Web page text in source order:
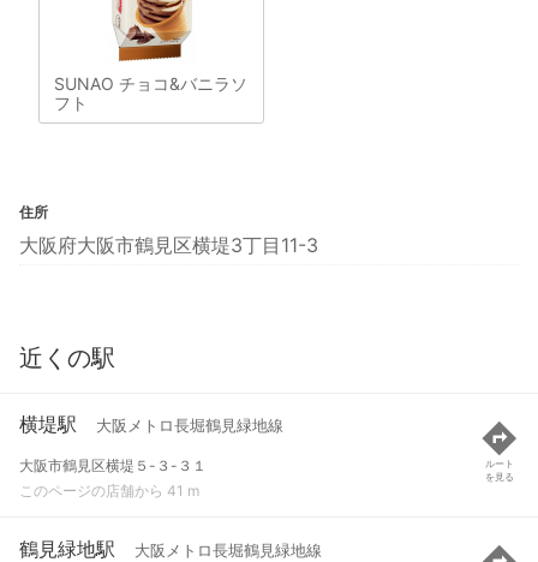
SUNAO チョコ&バニラソ
フト
住所
大阪府大阪市鶴見区横堤3丁目11-3
近くの駅
横堤駅 大阪メトロ長堀鶴見緑地線
大阪市鶴見区横堤５-３-３１
このページの店舗から 41 m
ルート
を見る
鶴見緑地駅 大阪メトロ長堀鶴見緑地線